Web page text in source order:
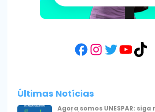
Facebook
Instagram
Twitter
Últimas Notícias
Agora somos UNESPAR: siga